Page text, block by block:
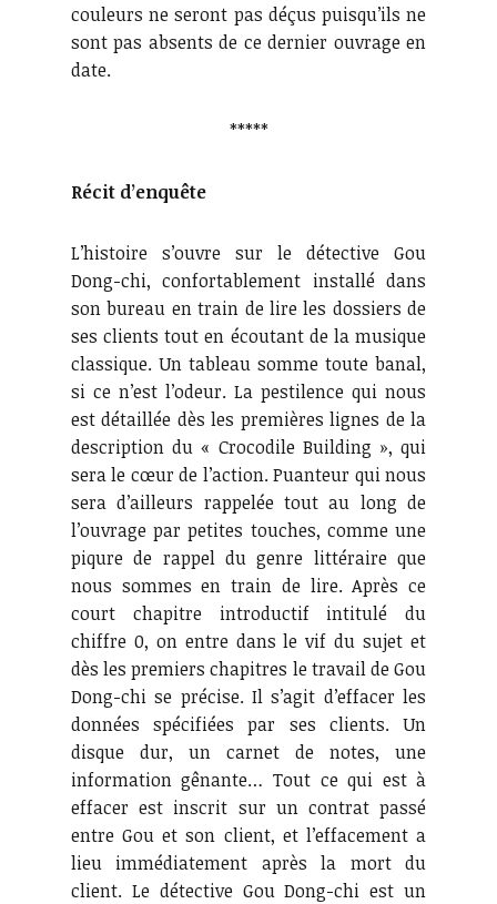
couleurs ne seront pas déçus puisqu’ils ne
sont pas absents de ce dernier ouvrage en
date.
*****
Récit d’enquête
L’histoire s’ouvre sur le détective Gou
Dong-chi, confortablement installé dans
son bureau en train de lire les dossiers de
ses clients tout en écoutant de la musique
classique. Un tableau somme toute banal,
si ce n’est l’odeur. La pestilence qui nous
est détaillée dès les premières lignes de la
description du « Crocodile Building », qui
sera le cœur de l’action. Puanteur qui nous
sera d’ailleurs rappelée tout au long de
l’ouvrage par petites touches, comme une
piqure de rappel du genre littéraire que
nous sommes en train de lire. Après ce
court chapitre introductif intitulé du
chiffre 0, on entre dans le vif du sujet et
dès les premiers chapitres le travail de Gou
Dong-chi se précise. Il s’agit d’effacer les
données spécifiées par ses clients. Un
disque dur, un carnet de notes, une
information gênante… Tout ce qui est à
effacer est inscrit sur un contrat passé
entre Gou et son client, et l’effacement a
lieu immédiatement après la mort du
client. Le détective Gou Dong-chi est un